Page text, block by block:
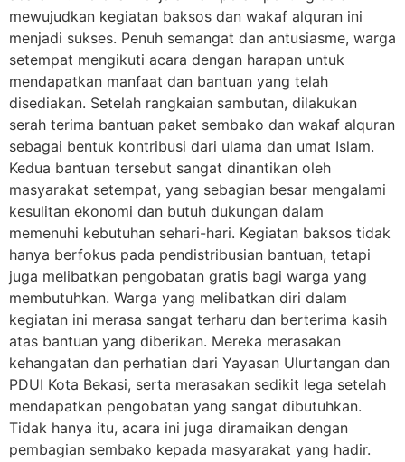
mewujudkan kegiatan baksos dan wakaf alquran ini
menjadi sukses. Penuh semangat dan antusiasme, warga
setempat mengikuti acara dengan harapan untuk
mendapatkan manfaat dan bantuan yang telah
disediakan. Setelah rangkaian sambutan, dilakukan
serah terima bantuan paket sembako dan wakaf alquran
sebagai bentuk kontribusi dari ulama dan umat Islam.
Kedua bantuan tersebut sangat dinantikan oleh
masyarakat setempat, yang sebagian besar mengalami
kesulitan ekonomi dan butuh dukungan dalam
memenuhi kebutuhan sehari-hari. Kegiatan baksos tidak
hanya berfokus pada pendistribusian bantuan, tetapi
juga melibatkan pengobatan gratis bagi warga yang
membutuhkan. Warga yang melibatkan diri dalam
kegiatan ini merasa sangat terharu dan berterima kasih
atas bantuan yang diberikan. Mereka merasakan
kehangatan dan perhatian dari Yayasan Ulurtangan dan
PDUI Kota Bekasi, serta merasakan sedikit lega setelah
mendapatkan pengobatan yang sangat dibutuhkan.
Tidak hanya itu, acara ini juga diramaikan dengan
pembagian sembako kepada masyarakat yang hadir.